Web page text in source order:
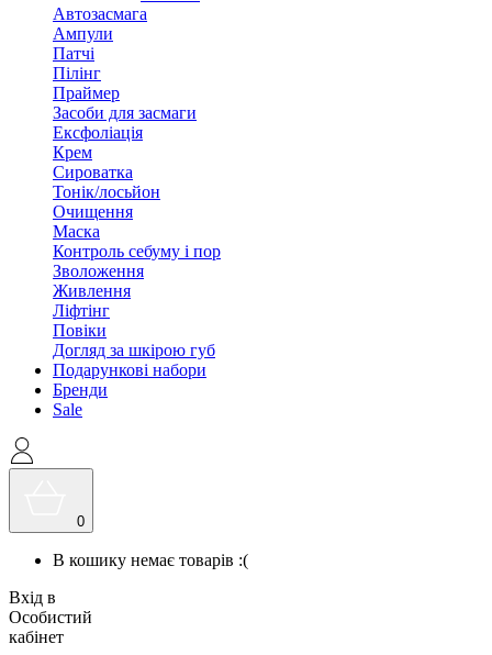
Автозасмага
Ампули
Патчі
Пілінг
Праймер
Засоби для засмаги
Ексфоліація
Крем
Сироватка
Тонік/лосьйон
Очищення
Маска
Контроль себуму і пор
Зволоження
Живлення
Ліфтінг
Повіки
Догляд за шкірою губ
Подарункові набори
Бренди
Sale
0
В кошику немає товарів :(
Вхід в
Особистий
кабінет